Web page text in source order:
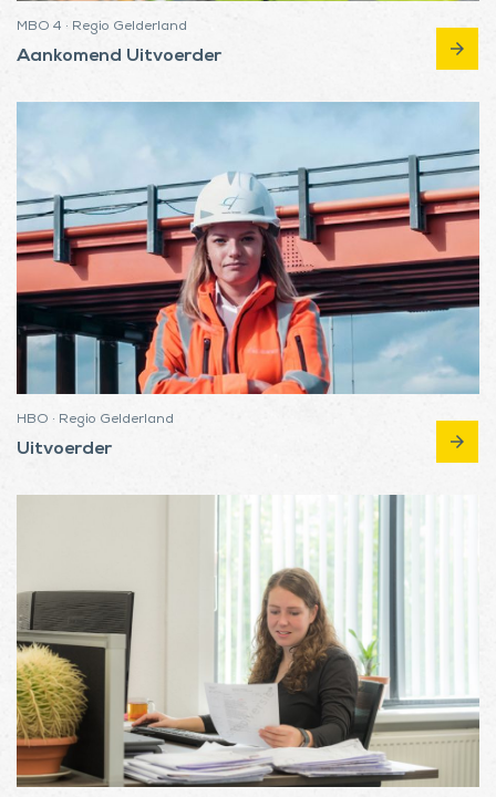
MBO 4 · Regio Gelderland
Aankomend Uitvoerder arrow_forward
HBO · Regio Gelderland
Uitvoerder arrow_forward